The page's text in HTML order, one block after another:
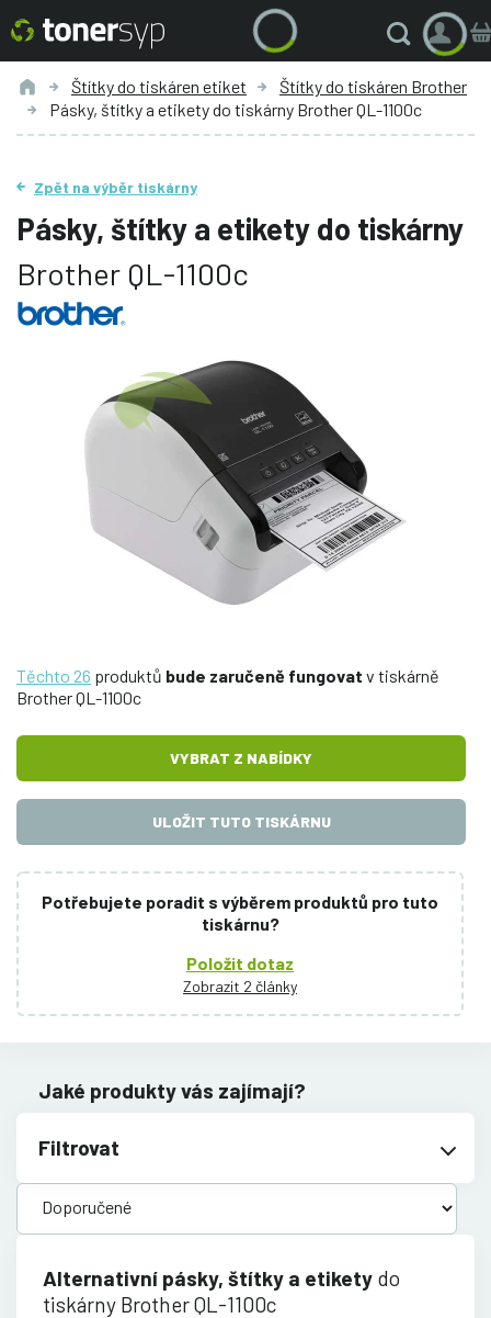
Štítky do tiskáren etiket
Štítky do tiskáren Brother
Pásky, štítky a etikety do tiskárny Brother QL-1100c
Zpět na výběr tiskárny
Pásky, štítky a etikety do tiskárny
Brother QL-1100c
Těchto 26 produktů bude zaručeně fungovat v tiskárně
Brother QL-1100c
VYBRAT Z NABÍDKY
ULOŽIT TUTO TISKÁRNU
Potřebujete poradit s výběrem produktů pro tuto
tiskárnu?
Položit dotaz
Zobrazit 2 články
Jaké produkty vás zajímají?
Filtrovat
Alternativní pásky, štítky a etikety do
tiskárny Brother QL-1100c